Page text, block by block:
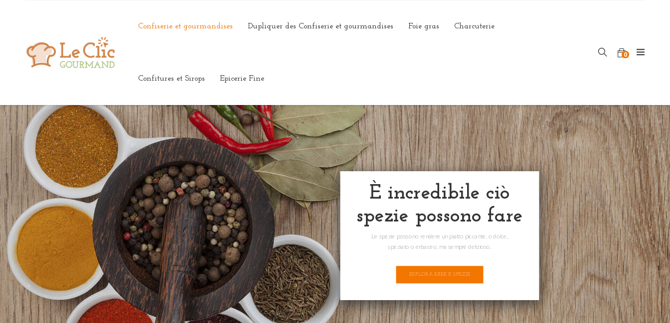
Confiserie et gourmandises Dupliquer des Confiserie et gourmandises Foie gras Charcuterie
Confitures et Sirops Epicerie Fine
0
È incredibile ciò
spezie possono fare
Le spezie possono rendere un piatto piccante, o dolce,
speziato o erbaceo, ma sempre delizioso.
ESPLORA ERBE E SPEZIE